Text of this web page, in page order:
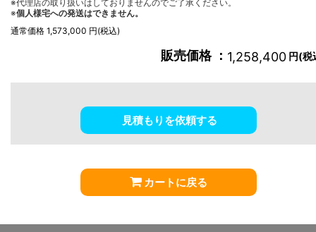
※代理店の取り扱いはしておりませんのでご了承ください。
※個人様宅への発送はできません。
通常価格 1,573,000 円(税込)
販売価格 ： 1,258,400 円(税
見積もりを依頼する
カートに戻る